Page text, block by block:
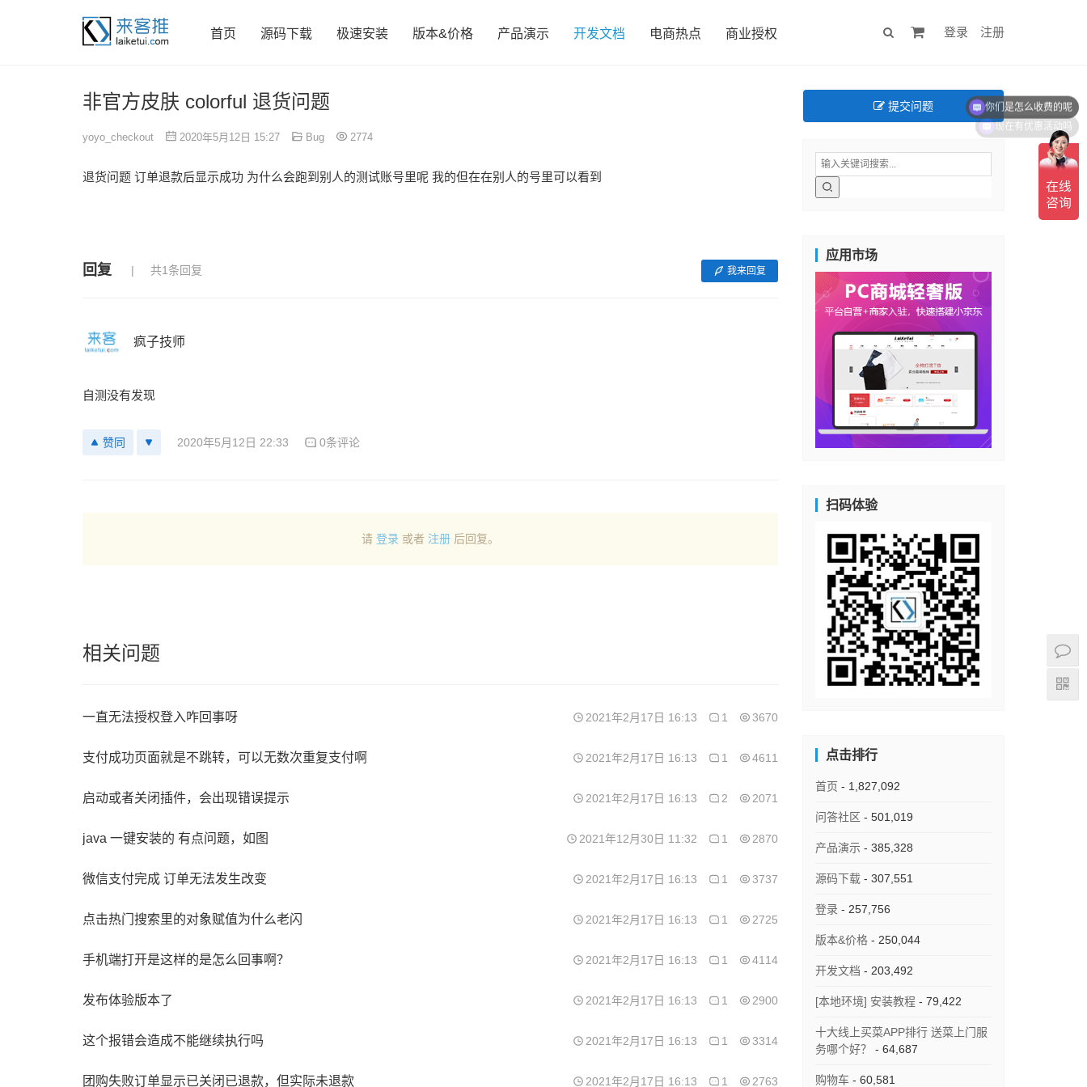
首页 源码下载 极速安装 版本&价格 产品演示 开发文档 电商热点 商业授权 登录 注册
非官方皮肤 colorful 退货问题
yoyo_checkout 2020年5月12日 15:27 Bug 2774
退货问题 订单退款后显示成功 为什么会跑到别人的测试账号里呢 我的但在在别人的号里可以看到
回复 共1条回复 我来回复
疯子技师
自测没有发现
赞同 2020年5月12日 22:33 0条评论
请 登录 或者 注册 后回复。
相关问题
一直无法授权登入咋回事呀 2021年2月17日 16:13 1 3670
支付成功页面就是不跳转，可以无数次重复支付啊 2021年2月17日 16:13 1 4611
启动或者关闭插件，会出现错误提示 2021年2月17日 16:13 2 2071
java 一键安装的 有点问题，如图 2021年12月30日 11:32 1 2870
微信支付完成 订单无法发生改变 2021年2月17日 16:13 1 3737
点击热门搜索里的对象赋值为什么老闪 2021年2月17日 16:13 1 2725
手机端打开是这样的是怎么回事啊？ 2021年2月17日 16:13 1 4114
发布体验版本了 2021年2月17日 16:13 1 2900
这个报错会造成不能继续执行吗 2021年2月17日 16:13 1 3314
团购失败订单显示已关闭已退款，但实际未退款 2021年2月17日 16:13 1 2763
提交问题
应用市场
扫码体验
点击排行
首页 - 1,827,092
问答社区 - 501,019
产品演示 - 385,328
源码下载 - 307,551
登录 - 257,756
版本&价格 - 250,044
开发文档 - 203,492
[本地环境] 安装教程 - 79,422
十大线上买菜APP排行 送菜上门服
务哪个好？
- 64,687
购物车 - 60,581
你们是怎么收费的呢
现在有优惠活动吗